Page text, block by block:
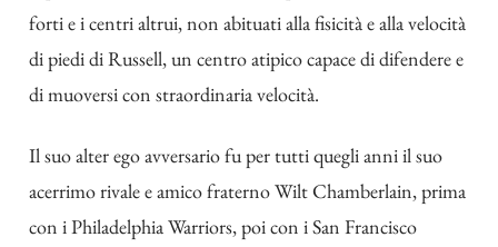
forti e i centri altrui, non abituati alla fisicità e alla velocità
di piedi di Russell, un centro atipico capace di difendere e
di muoversi con straordinaria velocità.
Il suo alter ego avversario fu per tutti quegli anni il suo
acerrimo rivale e amico fraterno Wilt Chamberlain, prima
con i Philadelphia Warriors, poi con i San Francisco